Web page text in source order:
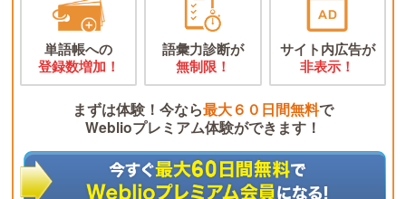
単語帳への
登録数増加！
語彙力診断が
無制限！
サイト内広告が
非表示！
まずは体験！今なら最大６０日間無料で
Weblioプレミアム体験ができます！